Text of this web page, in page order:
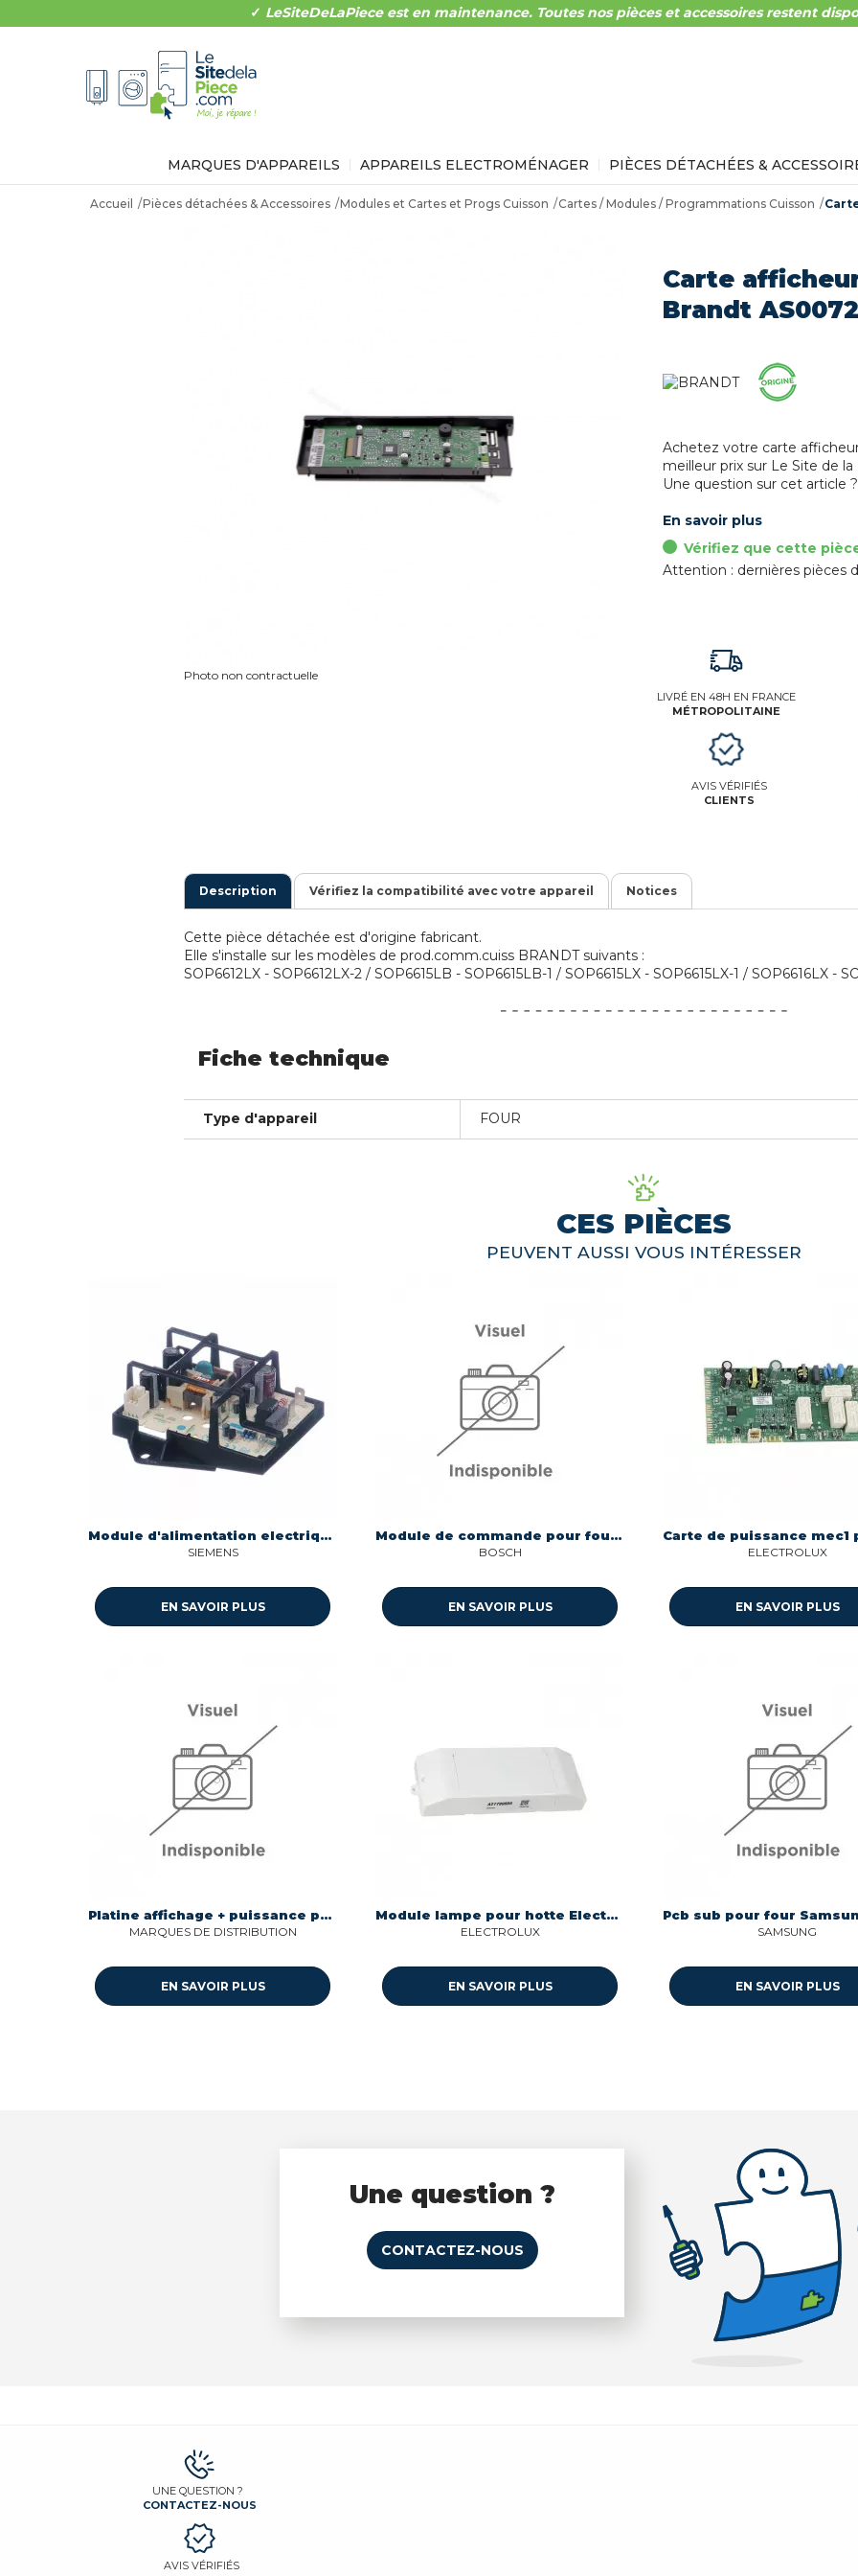
✓ LeSiteDeLaPiece est en maintenance. Toutes nos pièces et accessoires restent
MARQUES D'APPAREILS APPAREILS ELECTROMÉNAGER PIÈCES DÉTACHÉES &
Accueil Pièces détachées & Accessoires Modules et Cartes et Progs Cuisson Cartes / Modules / Programmations Cuisson
Photo non contractuelle
Carte
Brandt
Achetez votre carte
meilleur prix sur Le Site de la
Une question sur cet article
En savoir plus
Vérifiez que cette
Attention : dernières pièces
LIVRÉ EN 48H EN FRANCE
MÉTROPOLITAINE
AVIS VÉRIFIÉS
CLIENTS
Description Vérifiez la compatibilité avec votre appareil Notices
Cette pièce détachée est d'origine fabricant.
Elle s'installe sur les modèles de prod.comm.cuiss BRANDT suivants :
SOP6612LX - SOP6612LX-2 / SOP6615LB - SOP6615LB-1 / SOP6615LX - SOP6615LX-1 / SOP6616LX -
Fiche technique
Type d'appareil FOUR
CES PIÈCES
PEUVENT AUSSI VOUS INTÉRESSER
Module d'alimentation electrique 00651994
SIEMENS
EN SAVOIR PLUS
Module de commande pour four Bosch 11061335
BOSCH
EN SAVOIR PLUS
ELECTROLUX
EN SAVOIR PLUS
Platine affichage + puissance pour four Valberg 22295370
MARQUES DE DISTRIBUTION
EN SAVOIR PLUS
Module lampe pour hotte Electrolux 14027799005
ELECTROLUX
EN SAVOIR PLUS
SAMSUNG
EN SAVOIR PLUS
Une question ?
CONTACTEZ-NOUS
UNE QUESTION ?
CONTACTEZ-NOUS
AVIS VÉRIFIÉS